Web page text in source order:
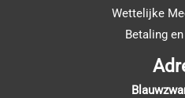
Wettelijke
Betaling